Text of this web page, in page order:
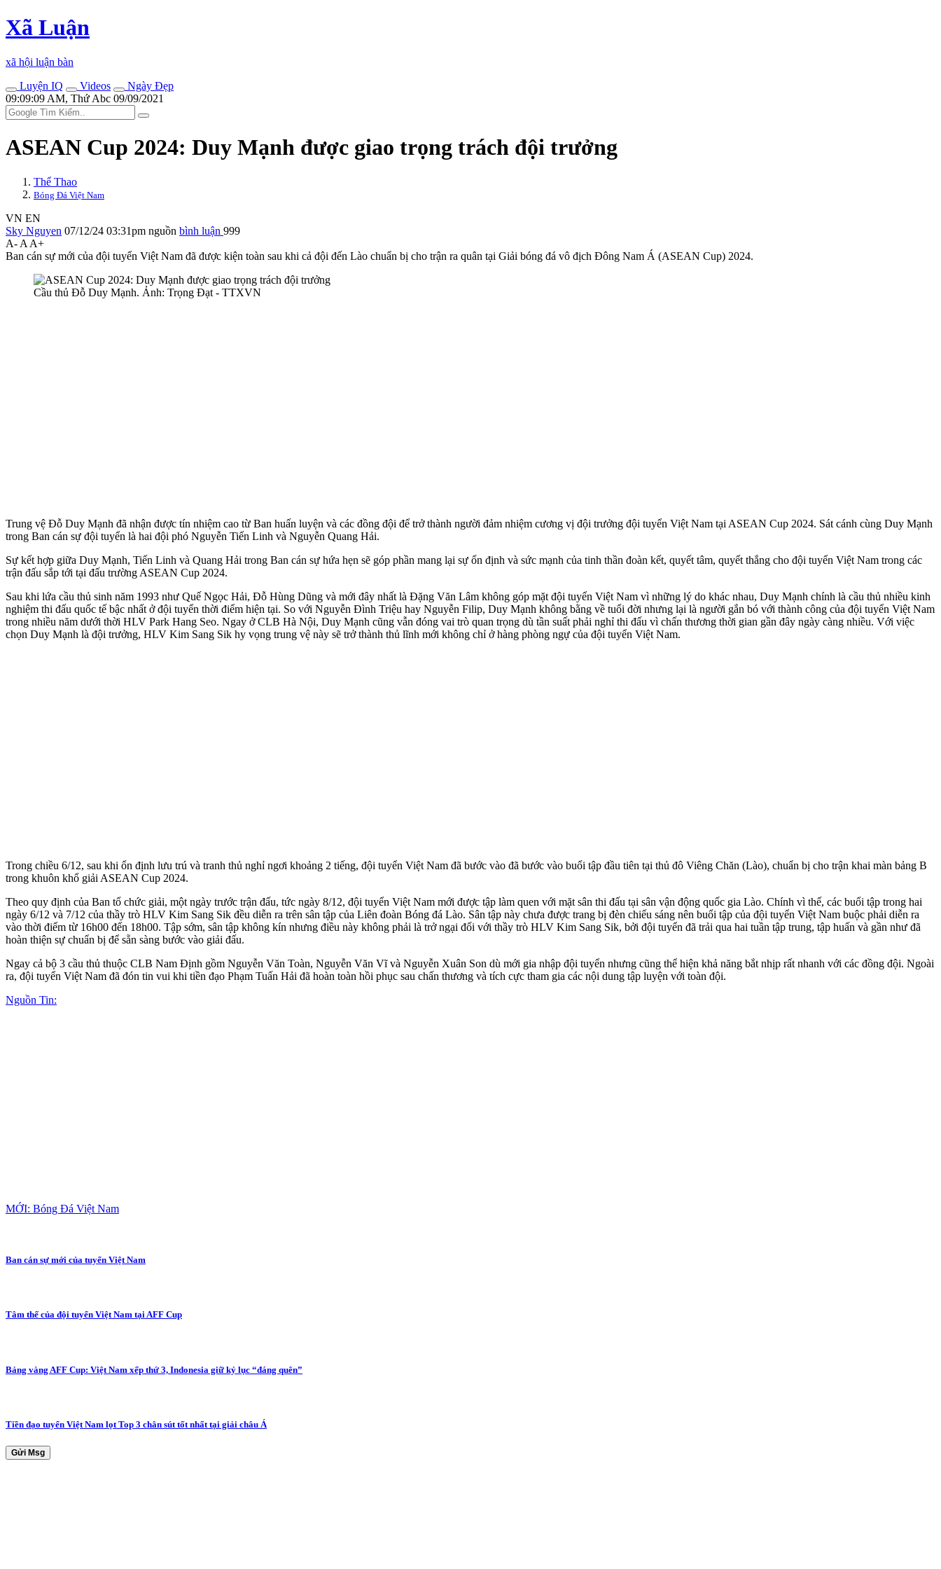
Xã Luận
xã hội luận bàn
Luyện IQ
Videos
Ngày Đẹp
09:09:09 AM, Thứ Abc 09/09/2021
ASEAN Cup 2024: Duy Mạnh được giao trọng trách đội trưởng
Thể Thao
Bóng Đá Việt Nam
VN EN
Sky Nguyen 07/12/24 03:31pm nguồn bình luận 999
A- A A+
Ban cán sự mới của đội tuyển Việt Nam đã được kiện toàn sau khi cả đội đến Lào chuẩn bị cho trận ra quân tại Giải bóng đá vô địch Đông Nam Á (ASEAN Cup) 2024.
Cầu thủ Đỗ Duy Mạnh. Ảnh: Trọng Đạt - TTXVN
Trung vệ Đỗ Duy Mạnh đã nhận được tín nhiệm cao từ Ban huấn luyện và các đồng đội để trở thành người đảm nhiệm cương vị đội trưởng đội tuyển Việt Nam tại ASEAN Cup 2024. Sát cánh cùng Duy Mạnh
trong Ban cán sự đội tuyển là hai đội phó Nguyễn Tiến Linh và Nguyễn Quang Hải.
Sự kết hợp giữa Duy Mạnh, Tiến Linh và Quang Hải trong Ban cán sự hứa hẹn sẽ góp phần mang lại sự ổn định và sức mạnh của tinh thần đoàn kết, quyết tâm, quyết thắng cho đội tuyển Việt Nam trong các
trận đấu sắp tới tại đấu trường ASEAN Cup 2024.
Sau khi lứa cầu thủ sinh năm 1993 như Quế Ngọc Hải, Đỗ Hùng Dũng và mới đây nhất là Đặng Văn Lâm không góp mặt đội tuyển Việt Nam vì những lý do khác nhau, Duy Mạnh chính là cầu thủ nhiều kinh
nghiệm thi đấu quốc tế bậc nhất ở đội tuyển thời điểm hiện tại. So với Nguyễn Đình Triệu hay Nguyễn Filip, Duy Mạnh không bằng về tuổi đời nhưng lại là người gắn bó với thành công của đội tuyển Việt Nam
trong nhiều năm dưới thời HLV Park Hang Seo. Ngay ở CLB Hà Nội, Duy Mạnh cũng vẫn đóng vai trò quan trọng dù tần suất phải nghỉ thi đấu vì chấn thương thời gian gần đây ngày càng nhiều. Với việc
chọn Duy Mạnh là đội trưởng, HLV Kim Sang Sik hy vọng trung vệ này sẽ trở thành thủ lĩnh mới không chỉ ở hàng phòng ngự của đội tuyển Việt Nam.
Trong chiều 6/12, sau khi ổn định lưu trú và tranh thủ nghỉ ngơi khoảng 2 tiếng, đội tuyển Việt Nam đã bước vào đã bước vào buổi tập đầu tiên tại thủ đô Viêng Chăn (Lào), chuẩn bị cho trận khai màn bảng B
trong khuôn khổ giải ASEAN Cup 2024.
Theo quy định của Ban tổ chức giải, một ngày trước trận đấu, tức ngày 8/12, đội tuyển Việt Nam mới được tập làm quen với mặt sân thi đấu tại sân vận động quốc gia Lào. Chính vì thế, các buổi tập trong hai
ngày 6/12 và 7/12 của thầy trò HLV Kim Sang Sik đều diễn ra trên sân tập của Liên đoàn Bóng đá Lào. Sân tập này chưa được trang bị đèn chiếu sáng nên buổi tập của đội tuyển Việt Nam buộc phải diễn ra
vào thời điểm từ 16h00 đến 18h00. Tập sớm, sân tập không kín nhưng điều này không phải là trở ngại đối với thầy trò HLV Kim Sang Sik, bởi đội tuyển đã trải qua hai tuần tập trung, tập huấn và gần như đã
hoàn thiện sự chuẩn bị để sẵn sàng bước vào giải đấu.
Ngay cả bộ 3 cầu thủ thuộc CLB Nam Định gồm Nguyễn Văn Toàn, Nguyễn Văn Vĩ và Nguyễn Xuân Son dù mới gia nhập đội tuyển nhưng cũng thể hiện khả năng bắt nhịp rất nhanh với các đồng đội. Ngoài
ra, đội tuyển Việt Nam đã đón tin vui khi tiền đạo Phạm Tuấn Hải đã hoàn toàn hồi phục sau chấn thương và tích cực tham gia các nội dung tập luyện với toàn đội.
Nguồn Tin:
MỚI: Bóng Đá Việt Nam
Ban cán sự mới của tuyển Việt Nam
Tâm thế của đội tuyển Việt Nam tại AFF Cup
Bảng vàng AFF Cup: Việt Nam xếp thứ 3, Indonesia giữ kỷ lục “đáng quên”
Tiền đạo tuyển Việt Nam lọt Top 3 chân sút tốt nhất tại giải châu Á
Gửi Msg